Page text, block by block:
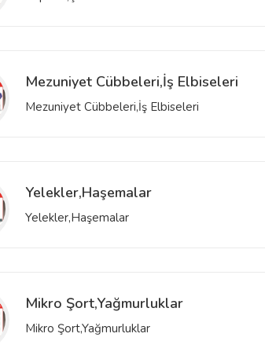
Mezuniyet Cübbeleri,İş Elbiseleri
Mezuniyet Cübbeleri,İş Elbiseleri
Yelekler,Haşemalar
Yelekler,Haşemalar
Mikro Şort,Yağmurluklar
Mikro Şort,Yağmurluklar